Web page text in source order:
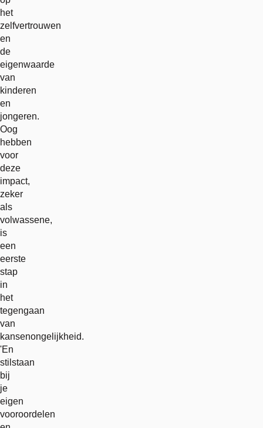
het
zelfvertrouwen
en
de
eigenwaarde
van
kinderen
en
jongeren.
Oog
hebben
voor
deze
impact,
zeker
als
volwassene,
is
een
eerste
stap
in
het
tegengaan
van
kansenongelijkheid.
'En
stilstaan
bij
je
eigen
vooroordelen